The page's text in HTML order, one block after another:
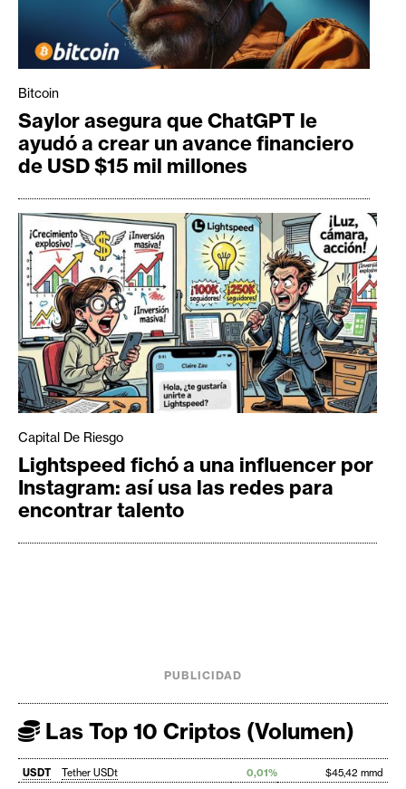
Bitcoin
Saylor asegura que ChatGPT le
ayudó a crear un avance financiero
de USD $15 mil millones
Capital De Riesgo
Lightspeed fichó a una influencer por
Instagram: así usa las redes para
encontrar talento
PUBLICIDAD
Las Top 10 Criptos (Volumen)
USDT Tether USDt 0,01%
$45,42 mmd